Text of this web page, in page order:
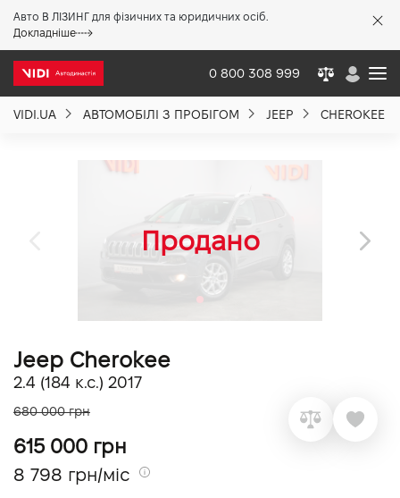
Авто В ЛІЗИНГ для фізичних та юридичних осіб.
Докладніше
0 800 308 999
VIDI.UA АВТОМОБІЛІ З ПРОБІГОМ JEEP CHEROKEE
Jeep Cherokee
2.4 (184 к.с.) 2017
680 000 грн
615 000 грн
8 798 грн/міс
Вакансії
VIDI Кар'єра
Контакти